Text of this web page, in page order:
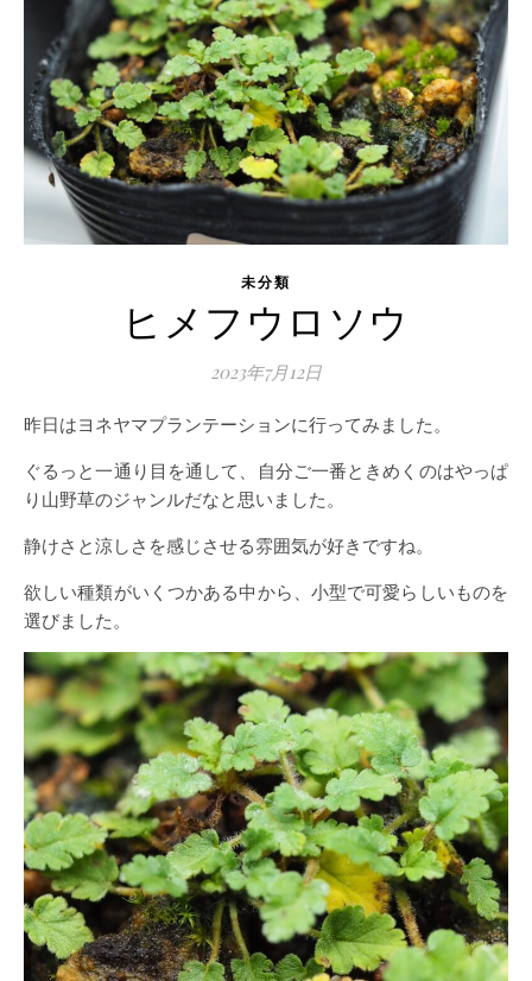
未分類
ヒメフウロソウ
2023年7月12日
昨日はヨネヤマプランテーションに行ってみました。
ぐるっと一通り目を通して、自分ご一番ときめくのはやっぱ
り山野草のジャンルだなと思いました。
静けさと涼しさを感じさせる雰囲気が好きですね。
欲しい種類がいくつかある中から、小型で可愛らしいものを
選びました。